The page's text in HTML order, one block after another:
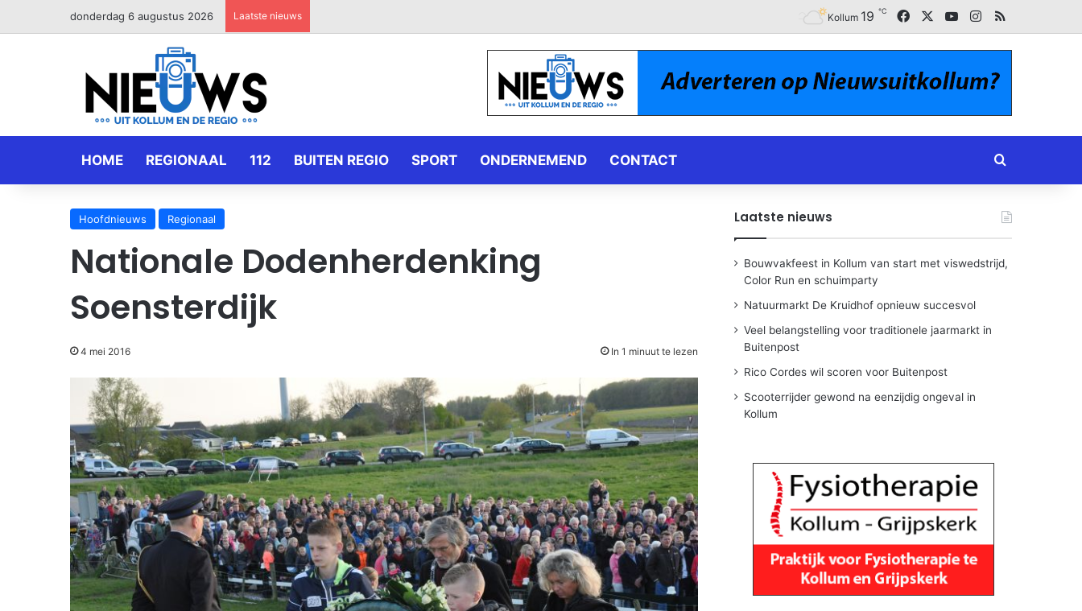
donderdag 6 augustus 2026 Laatste nieuws Kollum 19 ℃ FacebookYouTubeInstagram
RSS
HOME REGIONAAL 112 BUITEN REGIO SPORT ONDERNEMEND CONTACT Zoeken naar
Hoofdnieuws Regionaal
Nationale Dodenherdenking
Soensterdijk
4 mei 2016 In 1 minuut te lezen
Laatste nieuws
Bouwvakfeest in Kollum van start met viswedstrijd,
Color Run en schuimparty
Natuurmarkt De Kruidhof opnieuw succesvol
Veel belangstelling voor traditionele jaarmarkt in
Buitenpost
Rico Cordes wil scoren voor Buitenpost
Scooterrijder gewond na eenzijdig ongeval in
Kollum